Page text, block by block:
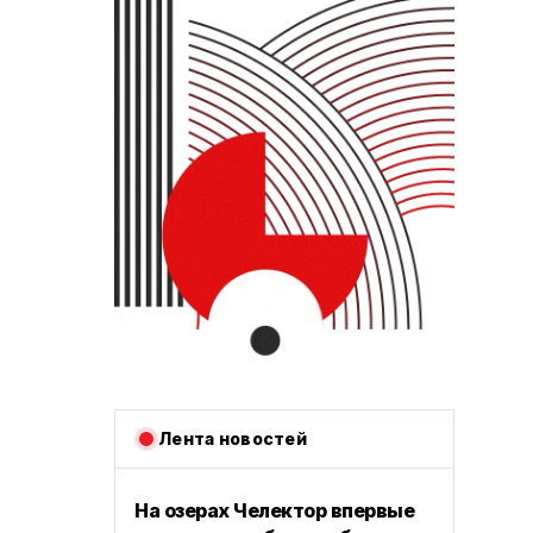
Лента новостей
На озерах Челектор впервые